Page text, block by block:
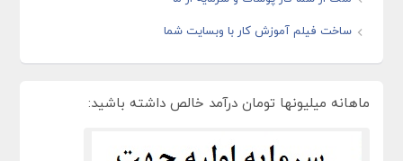
ساخت فیلم آموزش کار با وبسایت شما
ماهانه میلیونها تومان درآمد خالص داشته باشید: